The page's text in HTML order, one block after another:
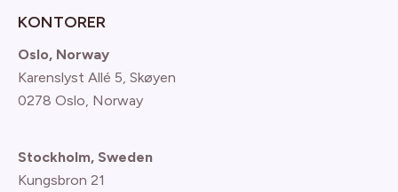
KONTORER
Oslo, Norway
Karenslyst Allé 5, Skøyen
0278 Oslo, Norway
Stockholm, Sweden
Kungsbron 21